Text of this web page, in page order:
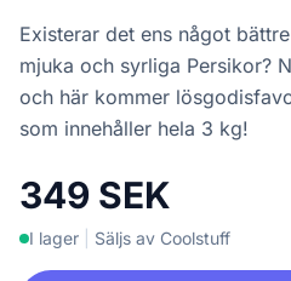
Existerar det ens något
mjuka och syrliga Persikor?
och här kommer
som innehåller hela 3 kg!
349 SEK
I lager Säljs av Coolstuff